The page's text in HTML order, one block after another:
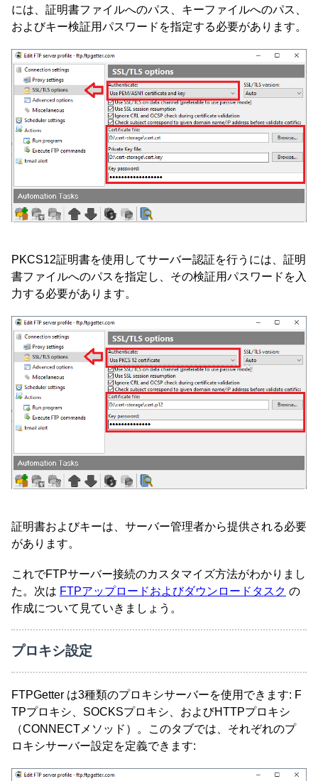
には、証明書ファイルへのパス、キーファイルへのパス、
およびキー検証用パスワードを指定する必要があります。
PKCS12証明書を使用してサーバー認証を行うには、証明
書ファイルへのパスを指定し、その検証用パスワードを入
力する必要があります。
証明書およびキーは、サーバー管理者から提供される必要
があります。
これでFTPサーバー接続のカスタマイズ方法がわかりまし
た。次は FTPアップロードおよびダウンロードタスク の
作成について見ていきましょう。
プロキシ設定
FTPGetter は3種類のプロキシサーバーを使用できます: F
TPプロキシ、SOCKSプロキシ、およびHTTPプロキシ
（CONNECTメソッド）。このタブでは、それぞれのプ
ロキシサーバー設定を定義できます: